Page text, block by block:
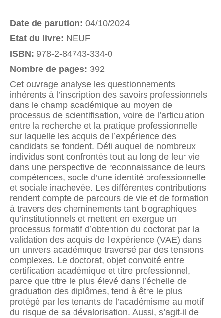
Date de parution: 04/10/2024
Etat du livre: NEUF
ISBN: 978-2-84743-334-0
Nombre de pages: 392
Cet ouvrage analyse les questionnements
inhérents à l’inscription des savoirs professionnels
dans le champ académique au moyen de
processus de scientifisation, voire de l’articulation
entre la recherche et la pratique professionnelle
sur laquelle les acquis de l’expérience des
candidats se fondent. Défi auquel de nombreux
individus sont confrontés tout au long de leur vie
dans une perspective de reconnaissance de leurs
compétences, socle d’une identité professionnelle
et sociale inachevée. Les différentes contributions
rendent compte de parcours de vie et de formation
à travers des cheminements tant biographiques
qu’institutionnels et mettent en exergue un
processus formatif d’obtention du doctorat par la
validation des acquis de l’expérience (VAE) dans
un univers académique traversé par des tensions
complexes. Le doctorat, objet convoité entre
certification académique et titre professionnel,
parce que titre le plus élevé dans l’échelle de
graduation des diplômes, tend à être le plus
protégé par les tenants de l’académisme au motif
du risque de sa dévalorisation. Aussi, s’agit-il de